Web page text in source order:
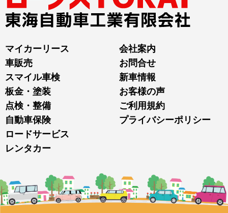
マイカーリース
車販売
スマイル車検
板金・塗装
点検・整備
自動車保険
ロードサービス
レンタカー
会社案内
お問合せ
新車情報
お客様の声
ご利用規約
プライバシーポリシー